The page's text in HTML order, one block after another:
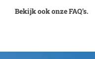
Bekijk ook onze FAQ’s.